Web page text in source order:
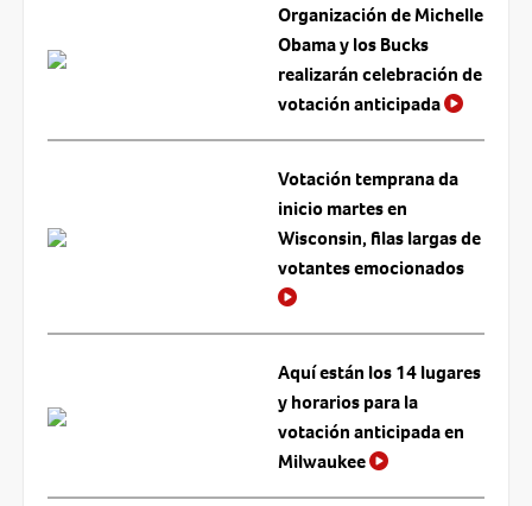
Organización de Michelle
Obama y los Bucks
realizarán celebración de
votación anticipada
Votación temprana da
inicio martes en
Wisconsin, filas largas de
votantes emocionados
Aquí están los 14 lugares
y horarios para la
votación anticipada en
Milwaukee